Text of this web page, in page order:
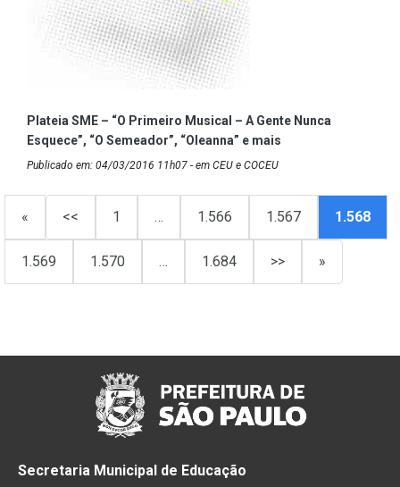
Plateia SME – “O Primeiro Musical – A Gente Nunca
Esquece”, “O Semeador”, “Oleanna” e mais
Publicado em: 04/03/2016 11h07 - em CEU e COCEU
« << 1 … 1.566 1.567 1.568
1.569 1.570 … 1.684 >> »
Secretaria Municipal de Educação